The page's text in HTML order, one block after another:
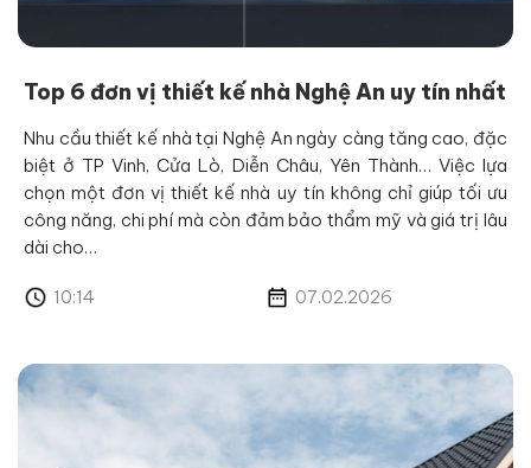
Top 6 đơn vị thiết kế nhà Nghệ An uy tín nhất
Nhu cầu thiết kế nhà tại Nghệ An ngày càng tăng cao, đặc
biệt ở TP Vinh, Cửa Lò, Diễn Châu, Yên Thành… Việc lựa
chọn một đơn vị thiết kế nhà uy tín không chỉ giúp tối ưu
công năng, chi phí mà còn đảm bảo thẩm mỹ và giá trị lâu
dài cho…
10:14 07.02.2026